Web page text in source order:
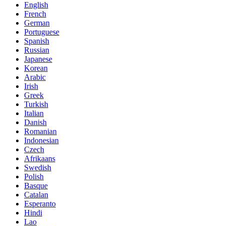
English
French
German
Portuguese
Spanish
Russian
Japanese
Korean
Arabic
Irish
Greek
Turkish
Italian
Danish
Romanian
Indonesian
Czech
Afrikaans
Swedish
Polish
Basque
Catalan
Esperanto
Hindi
Lao